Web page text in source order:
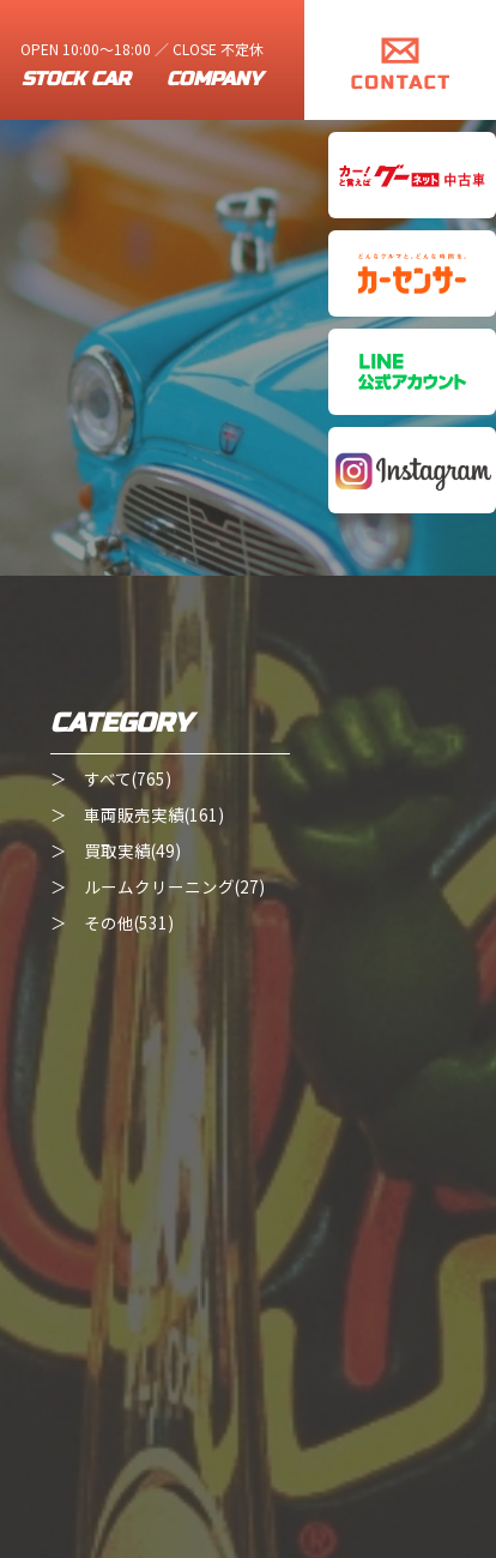
OPEN 10:00～18:00 ／ CLOSE 不定休
STOCK CAR COMPANY
CATEGORY
＞ すべて(765)
＞ 車両販売実績(161)
＞ 買取実績(49)
＞ ルームクリーニング(27)
＞ その他(531)